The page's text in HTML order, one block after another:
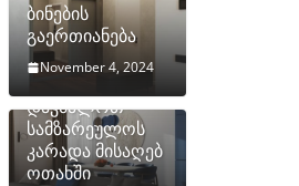
ბინების
გაერთიანება
November 4, 2024
როგორ
დავმალოთ
სამზარეულოს
კარადა მისაღებ
ოთახში